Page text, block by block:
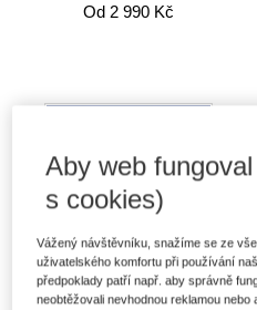
Od 2 990 Kč
Aby web
s cookies)
Vážený návštěvníku, snažíme se ze
uživatelského komfortu při používání
předpoklady patří např. aby správně
neobtěžovali nevhodnou reklamou